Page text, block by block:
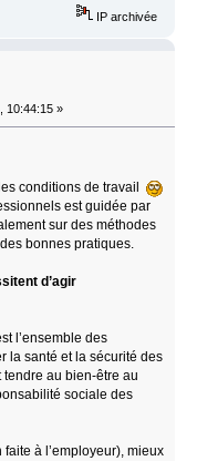
IP archivée
10:44:15 »
conditions de travail
est guidée par
sur des méthodes
bonnes pratiques.
d’agir
l’ensemble des
la santé et la sécurité des
au bien-être au
sociale des
à l’employeur), mieux